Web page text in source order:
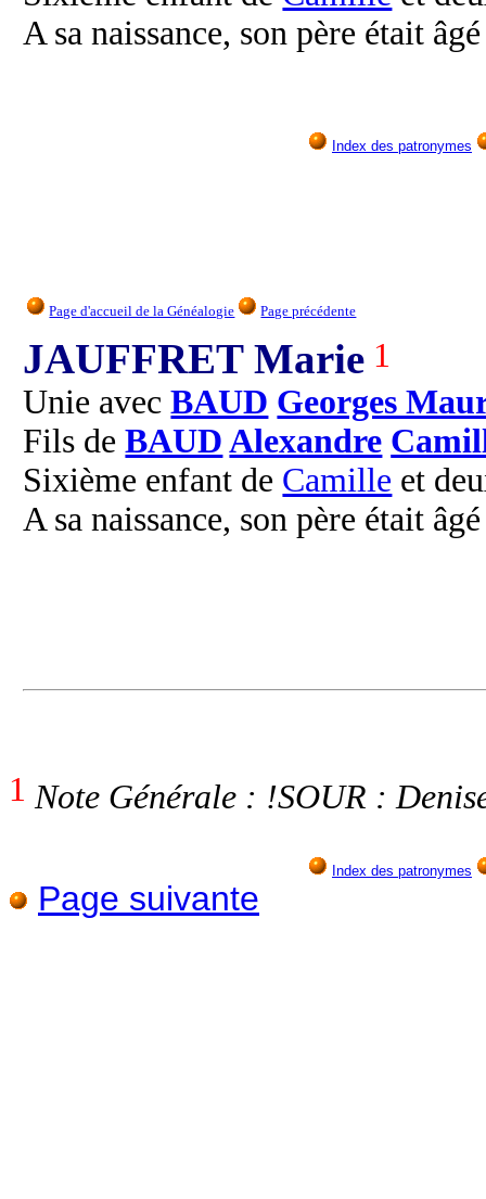
A sa naissance, son père était
Index des patronymes
Page d'accueil de la Généalogie Page précédente
JAUFFRET Marie 1
Unie avecBAUD Georges
Fils deBAUD Alexandre
Sixième enfant de Camille et
A sa naissance, son père était
1 Note Générale : !SOUR :
Index des patronymes
Page suivante